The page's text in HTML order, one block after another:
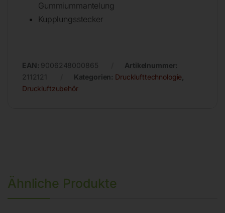
Gummiummantelung
Kupplungsstecker
EAN: 9006248000865
Artikelnummer:
2112121
Kategorien: Drucklufttechnologie
Druckluftzubehör
Ähnliche Produkte